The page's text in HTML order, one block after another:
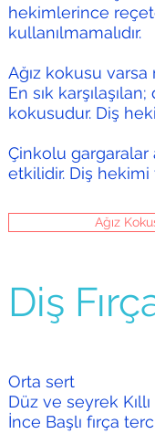
hekimlerince
kullanılmamalıdır.
Ağız kokusu varsa
En sık
kokusudur. Diş
Çinkolu
etkilidir. Diş hekimi
Ağız
Diş
Orta sert
Düz ve seyrek Kıllı
İnce Başlı fırça